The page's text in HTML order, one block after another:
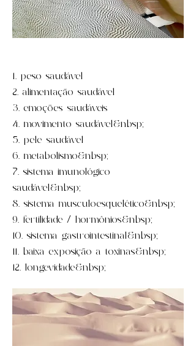
1. peso saudável
2. alimentação saudável
3. emoções saudáveis
4. movimento saudável&nbsp;
5. pele saudável
6. metabolismo&nbsp;
7. sistema imunológico
saudável&nbsp;
8. sistema musculoesquelético&nbsp;
9. fertilidade / hormônios&nbsp;
10. sistema gastrointestinal&nbsp;
11. baixa exposição a toxinas&nbsp;
12. longevidade&nbsp;